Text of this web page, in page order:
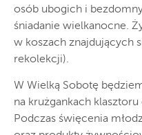
osób ubogich i
śniadanie wielkanocne.
w koszach znajdujących
rekolekcji).
W Wielką Sobotę
na krużgankach
Podczas święcenia